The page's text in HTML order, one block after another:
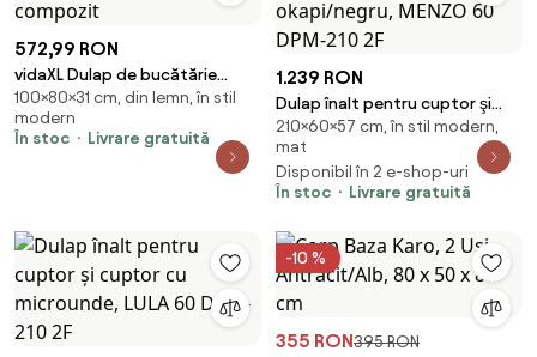
572,99 RON
vidaXL Dulap de bucătărie
Kalmar Negru 80 x 31 x 100 cm
Lemn compozit
100×80×31 cm, din lemn, în stil
modern
În stoc
Livrare gratuită
1.239 RON
Dulap înalt pentru cuptor şi
cuptor cu microunde, nuc
okapi/negru, MENZO 60 DPM-
210 2F
210×60×57 cm, în stil modern,
mat
Disponibil în 2 e-shop-uri
În stoc
Livrare gratuită
-10 %
355 RON395 RON